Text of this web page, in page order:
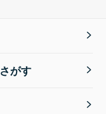
がす